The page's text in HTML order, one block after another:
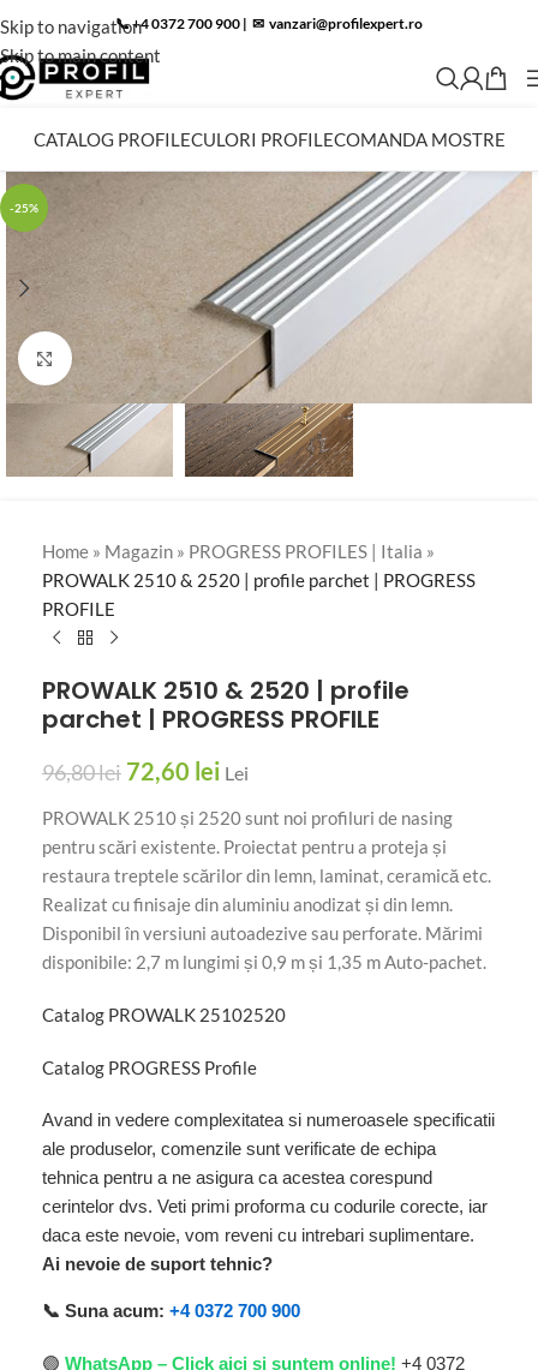
Skip to navigation
Skip to main content
📞 +4 0372 700 900 | ✉︎ vanzari@profilexpert.ro
CATALOG PROFILECULORI PROFILECOMANDA MOSTRE
-25%
Click to enlarge
Home » Magazin » PROGRESS PROFILES | Italia »
PROWALK 2510 & 2520 | profile parchet | PROGRESS
PROFILE
PROWALK 2510 & 2520 | profile
parchet | PROGRESS PROFILE
96,80lei 72,60 lei Lei
PROWALK 2510 și 2520 sunt noi profiluri de nasing
pentru scări existente. Proiectat pentru a proteja și
restaura treptele scărilor din lemn, laminat, ceramică etc.
Realizat cu finisaje din aluminiu anodizat și din lemn.
Disponibil în versiuni autoadezive sau perforate. Mărimi
disponibile: 2,7 m lungimi și 0,9 m și 1,35 m Auto-pachet.
Catalog PROWALK 25102520
Catalog PROGRESS Profile
Avand in vedere complexitatea si numeroasele specificatii
ale produselor, comenzile sunt verificate de echipa
tehnica pentru a ne asigura ca acestea corespund
cerintelor dvs. Veti primi proforma cu codurile corecte, iar
daca este nevoie, vom reveni cu intrebari suplimentare.
Ai nevoie de suport tehnic?
📞 Suna acum: +4 0372 700 900
🟢 WhatsApp – Click aici si suntem online! +4 0372